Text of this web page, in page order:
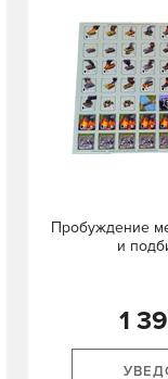
Пробуждение
и
1